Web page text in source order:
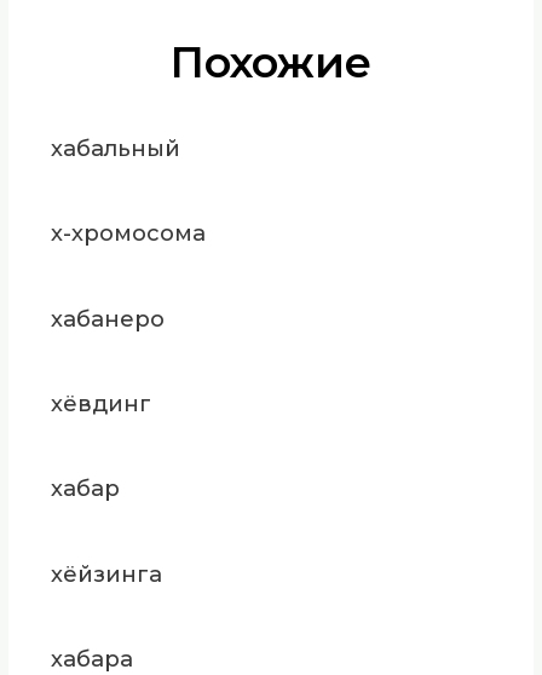
Похожие
хабальный
х-хромосома
хабанеро
хёвдинг
хабар
хёйзинга
хабара